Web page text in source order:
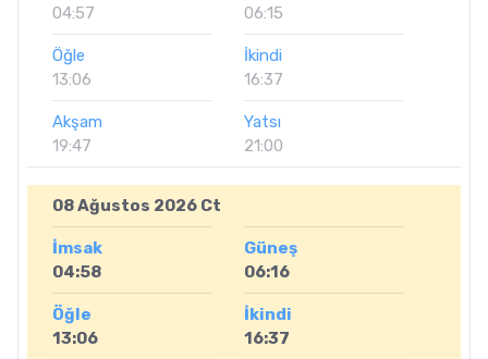
04:57
06:15
Öğle
13:06
İkindi
16:37
Akşam
19:47
Yatsı
21:00
08 Ağustos 2026 Ct
İmsak
04:58
Güneş
06:16
Öğle
13:06
İkindi
16:37